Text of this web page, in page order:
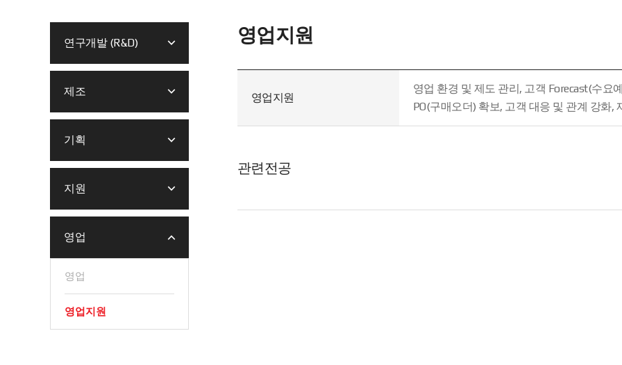
연구개발 (R&D)
제조
기획
지원
영업
영업
영업지원
영업지원
영업지원
영업 환경 및 제도 관리, 고객 Forecast(수
PO(구매오더) 확보, 고객 대응 및 관계 강화,
관련전공